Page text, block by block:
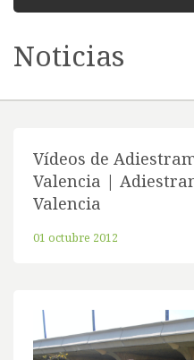
Noticias
Vídeos de
Valencia |
Valencia
01 octubre 2012